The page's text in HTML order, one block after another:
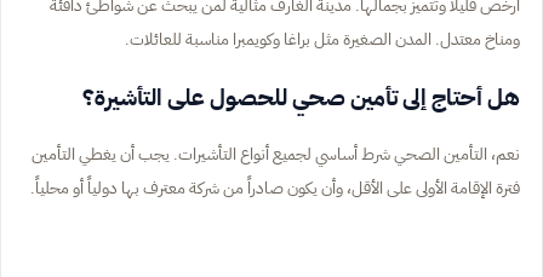
أرخص قليلاً وتتميز بجمالها. مدينة الغارف مثالية لمن يبحث عن شواطئ دافئة
ومناخ معتدل. المدن الصغيرة مثل براغا وكويمبرا مناسبة للعائلات.
هل أحتاج إلى تأمين صحي للحصول على التأشيرة؟
نعم، التأمين الصحي شرط أساسي لجميع أنواع التأشيرات. يجب أن يغطي التأمين
فترة الإقامة الأولى على الأقل، وأن يكون صادراً من شركة معترف بها دولياً أو محلياً.